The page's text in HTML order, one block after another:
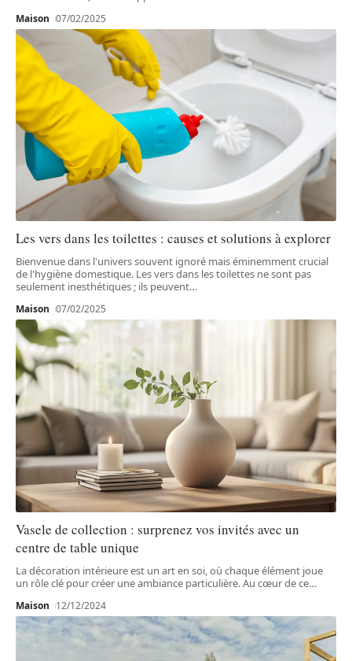
Maison 07/02/2025
Les vers dans les toilettes : causes et solutions à explorer
Bienvenue dans l'univers souvent ignoré mais éminemment crucial
de l'hygiène domestique. Les vers dans les toilettes ne sont pas
seulement inesthétiques ; ils peuvent…
Maison 07/02/2025
Vasele de collection : surprenez vos invités avec un
centre de table unique
La décoration intérieure est un art en soi, où chaque élément joue
un rôle clé pour créer une ambiance particulière. Au cœur de ce…
Maison 12/12/2024